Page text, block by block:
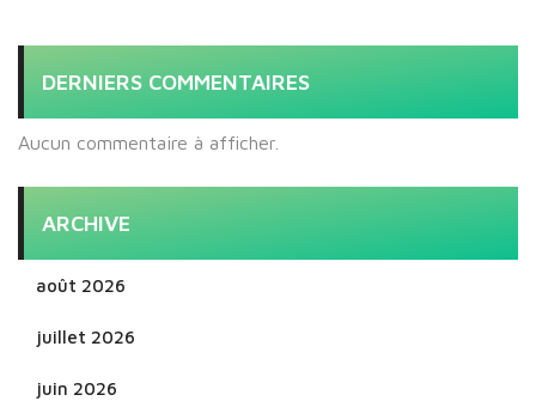
DERNIERS COMMENTAIRES
Aucun commentaire à afficher.
ARCHIVE
août 2026
juillet 2026
juin 2026